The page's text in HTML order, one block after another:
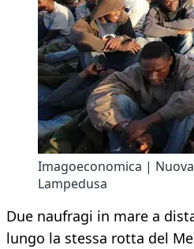
Imagoeconomica |
Lampedusa
Due naufragi in mare a
lungo la stessa rotta del